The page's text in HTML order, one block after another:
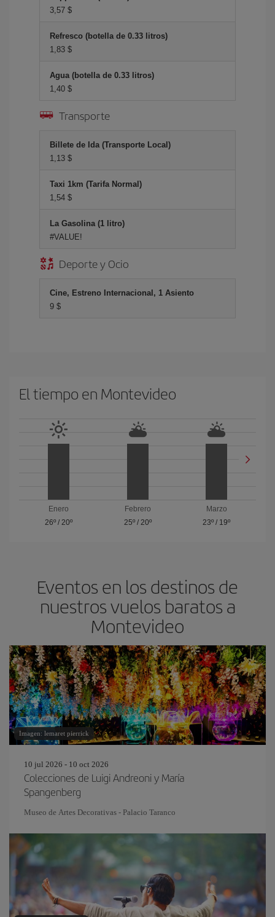
3,57 $
Refresco (botella de 0.33 litros)
1,83 $
Agua (botella de 0.33 litros)
1,40 $
Transporte
Billete de Ida (Transporte Local)
1,13 $
Taxi 1km (Tarifa Normal)
1,54 $
La Gasolina (1 litro)
#VALUE!
Deporte y Ocio
Cine, Estreno Internacional, 1 Asiento
9 $
El tiempo en Montevideo
Enero
26º/ 20º
Febrero
25º/ 20º
Marzo
23º / 19º
Eventos en los destinos de
nuestros vuelos baratos a
Montevideo
Imagen: lemaret pierrick
10 jul 2026 - 10 oct 2026
Colecciones de Luigi Andreoni y María
Spangenberg
Museo de Artes Decorativas - Palacio Taranco